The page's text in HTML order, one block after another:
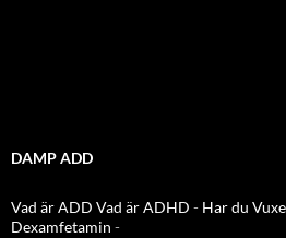
DAMP ADD
Vad är ADD Vad är ADHD - Har du
Dexamfetamin -